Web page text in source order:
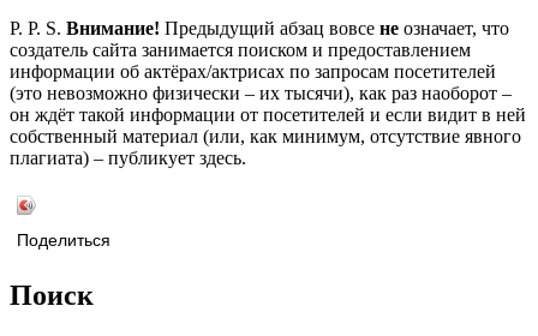
P. P. S. Внимание! Предыдущий абзац вовсе не означает, что
создатель сайта занимается поиском и предоставлением
информации об актёрах/актрисах по запросам посетителей
(это невозможно физически – их тысячи), как раз наоборот –
он ждёт такой информации от посетителей и если видит в ней
собственный материал (или, как минимум, отсутствие явного
плагиата) – публикует здесь.
Поделиться
Поиск